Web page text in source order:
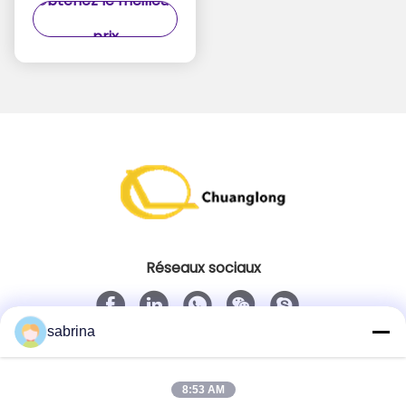
H68N trois mois de
prix
Réseaux sociaux
sabrina
8:53 AM